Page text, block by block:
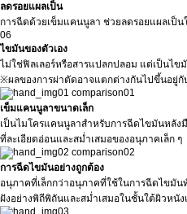
ลดรอยแผลเป็น
การฉีดด้วยเข็มแคนนูลา ช่วยลดรอยแผลเป็น
06
ไขมันของตัวเอง
ไม่ใช่ฟิลเลอร์หรือสารแปลกปลอม แต่เป็นไข
※ผลของการผ่าตัดอาจแตกต่างกันไปขึ้นอยู่
เข็มแคนนูลาขนาดเล็ก
เป็นไมโครแคนนูลาสำหรับการฉีดไขมันหลัง
ที่ละเอียดอ่อนและสม่ำเสมอของอนุภาคเล็ก ๆ
การฉีดไขมันอย่างถูกต้อง
อนุภาคที่เล็กกว่าอนุภาคที่ใช้ในการฉีดไขมัน
ฝังอย่างพิถีพิถันและสม่ำเสมอในชั้นใต้ผิวหนั